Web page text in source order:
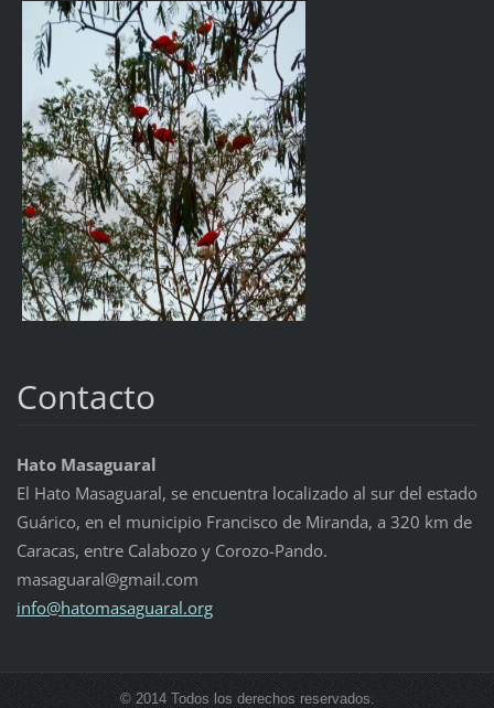
Contacto
Hato Masaguaral
El Hato Masaguaral, se encuentra localizado al sur del estado
Guárico, en el municipio Francisco de Miranda, a 320 km de
Caracas, entre Calabozo y Corozo-Pando.
masaguaral@gmail.com
info@hatomasaguaral.org
© 2014 Todos los derechos reservados.